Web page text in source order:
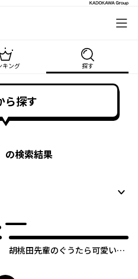
キング 探す
ら探す
の検索結果
胡桃田先輩のぐうたら可愛い秘